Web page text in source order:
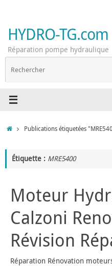
contenu
HYDRO-TG.com
Réparation pompe hydraulique
AccueilPublications étiquetées
Étiquette : MRE5400
Moteur
Calzoni
Révision
Réparation Rénovation